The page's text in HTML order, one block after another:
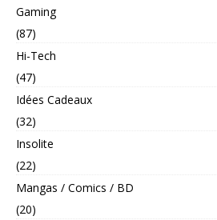
Gaming
(87)
Hi-Tech
(47)
Idées Cadeaux
(32)
Insolite
(22)
Mangas / Comics / BD
(20)